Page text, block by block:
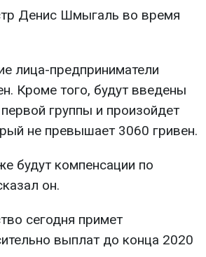
Денис Шмыгаль во время
лица-предприниматели
Кроме того, будут введены
группы и произойдет
не превышает 3060 гривен.
будут компенсации по
он.
сегодня примет
выплат до конца 2020